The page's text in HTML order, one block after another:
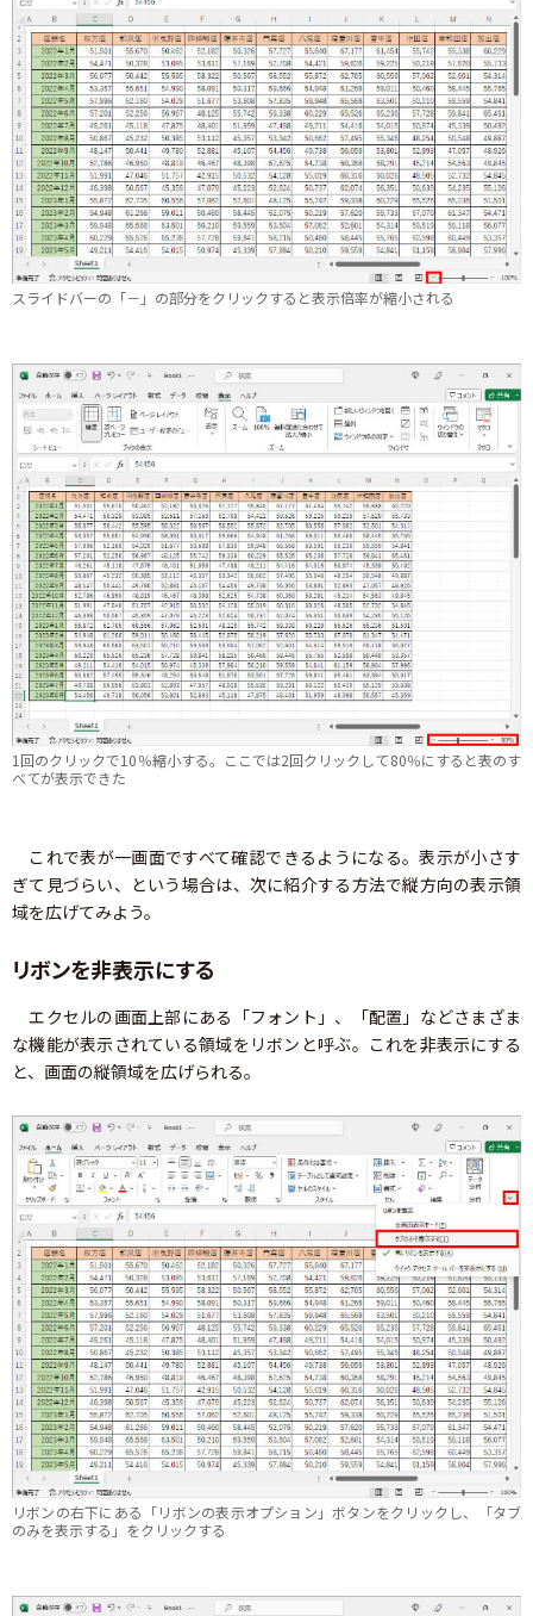
スライドバーの「－」の部分をクリックすると表示倍率が縮小される
1回のクリックで10％縮小する。ここでは2回クリックして80％にすると表のす
べてが表示できた
これで表が一画面ですべて確認できるようになる。表示が小さす
ぎて見づらい、という場合は、次に紹介する方法で縦方向の表示領
域を広げてみよう。
リボンを非表示にする
エクセルの画面上部にある「フォント」、「配置」などさまざま
な機能が表示されている領域をリボンと呼ぶ。これを非表示にする
と、画面の縦領域を広げられる。
リボンの右下にある「リボンの表示オプション」ボタンをクリックし、「タブ
のみを表示する」をクリックする